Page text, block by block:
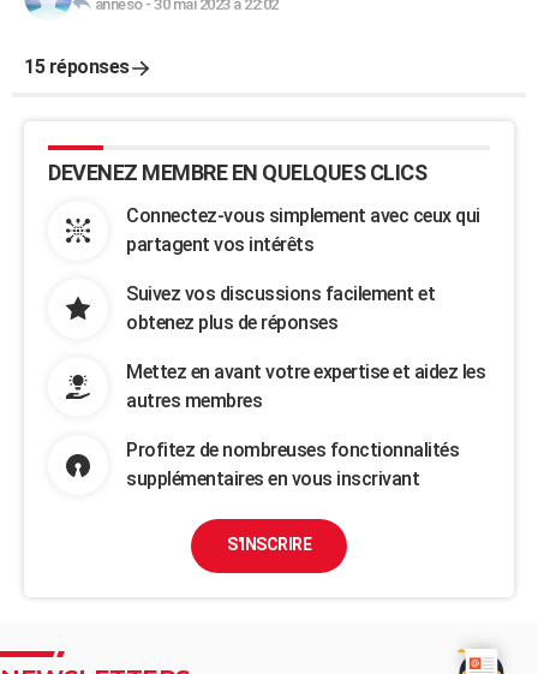
anneso- 30 mai 2023 à 22:02
15 réponses
DEVENEZ MEMBRE EN QUELQUES CLICS
Connectez-vous simplement avec ceux qui
partagent vos intérêts
Suivez vos discussions facilement et
obtenez plus de réponses
Mettez en avant votre expertise et aidez les
autres membres
Profitez de nombreuses fonctionnalités
supplémentaires en vous inscrivant
S'INSCRIRE